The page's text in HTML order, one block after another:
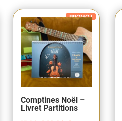
PROMO !
Comptines Noël –
Livret Partitions